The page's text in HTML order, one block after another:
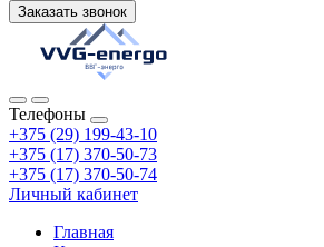
Заказать звонок
Телефоны
+375 (29) 199-43-10
+375 (17) 370-50-73
+375 (17) 370-50-74
Личный кабинет
Главная